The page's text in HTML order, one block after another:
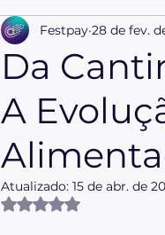
Da
A
Festpay 28 de fev.
Atualizado: 15 de abr. de
Avaliado com NaN